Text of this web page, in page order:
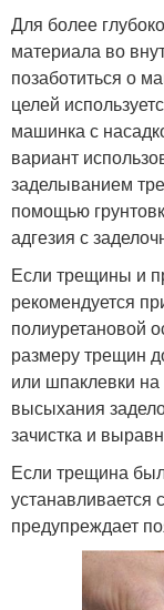
Для более
материала во
позаботиться о
целей
машинка с
вариант
заделыванием
помощью
адгезия с
Если трещины и
рекомендуется
полиуретановой
размеру трещин
или шпаклевки
высыхания
зачистка и
Если трещина
устанавливается
предупреждает